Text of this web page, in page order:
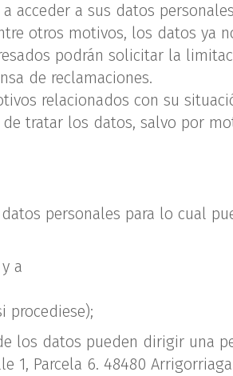
acceder a sus datos
otros motivos, los datos ya
podrán solicitar la
de reclamaciones.
relacionados con su
de tratar los datos, salvo por
personales para lo cual
a
procediese);
los datos pueden dirigir una
1, Parcela 6. 48480